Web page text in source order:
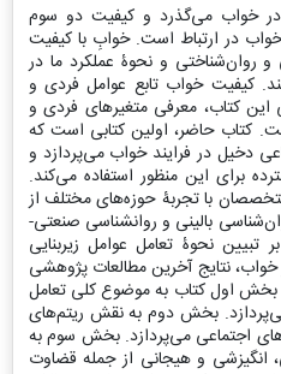
خواب می‌گذرد و کیفیت دو سوم
خواب در ارتباط است. خوابِ با کیفیت
و نحوۀ عملکرد ما در
کیفیت خواب تابع عوامل فردی و
کتاب، معرفی متغیرهای فردی و
کتاب حاضر، اولین کتابی است که
دخیل در فرایند خواب می‌پردازد و
برای این منظور استفاده می‌کند.
با تجربۀ حوزه‌های مختلف از
بالینی و روانشناسی صنعتی-
تبیین نحوۀ تعامل عوامل زیربنایی
نتایج آخرین مطالعات پژوهشی
بخش اول کتاب به موضوع کلی تعامل
بخش دوم به نقش ریتم‌های
اجتماعی می‌پردازد. بخش سوم به
انگیزشی و هیجانی از جمله قضاوت